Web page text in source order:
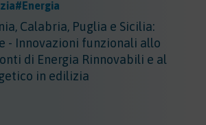
#Energia
Calabria, Puglia e Sicilia:
- Innovazioni funzionali allo
di Energia Rinnovabili e al
in edilizia